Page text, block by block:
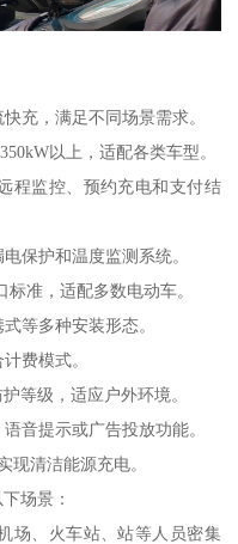
充，满足不同场景需求。
以上，适配各类车型。
程监控、预约充电和支付结
保护和温度监测系统。
准，适配多数电动车。
等多种安装形态。
费模式。
等级，适应户外环境。
音提示或广告投放功能。
现清洁能源充电。
场景：
场、火车站、站等人员密集